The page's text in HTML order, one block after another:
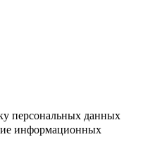
персональных данных
информационных